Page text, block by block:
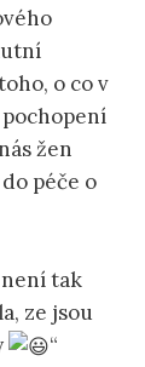
o co v
žen
péče o
tak
ze jsou
“